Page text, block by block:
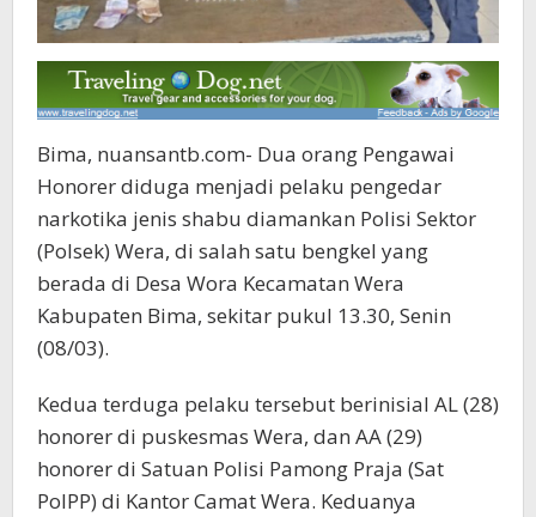
Bima, nuansantb.com- Dua orang Pengawai
Honorer diduga menjadi pelaku pengedar
narkotika jenis shabu diamankan Polisi Sektor
(Polsek) Wera, di salah satu bengkel yang
berada di Desa Wora Kecamatan Wera
Kabupaten Bima, sekitar pukul 13.30, Senin
(08/03).
Kedua terduga pelaku tersebut berinisial AL (28)
honorer di puskesmas Wera, dan AA (29)
honorer di Satuan Polisi Pamong Praja (Sat
PolPP) di Kantor Camat Wera. Keduanya